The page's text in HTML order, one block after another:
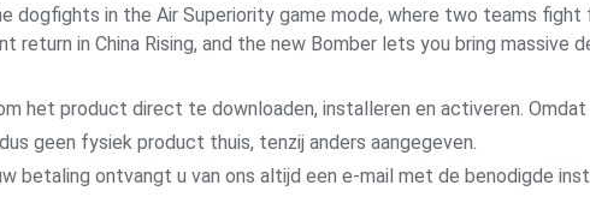
dogfights in the Air Superiority game mode, where two teams
return in China Rising, and the new Bomber lets you bring massive
het product direct te downloaden, installeren en activeren.
geen fysiek product thuis, tenzij anders aangegeven.
betaling ontvangt u van ons altijd een e-mail met de benodigde